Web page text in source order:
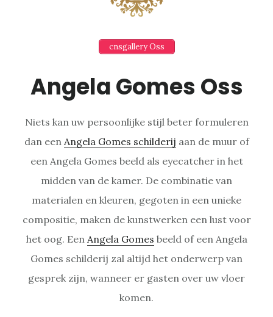
cnsgallery Oss
Angela Gomes Oss
Niets kan uw persoonlijke stijl beter formuleren
dan een Angela Gomes schilderij aan de muur of
een Angela Gomes beeld als eyecatcher in het
midden van de kamer. De combinatie van
materialen en kleuren, gegoten in een unieke
compositie, maken de kunstwerken een lust voor
het oog. Een Angela Gomes beeld of een Angela
Gomes schilderij zal altijd het onderwerp van
gesprek zijn, wanneer er gasten over uw vloer
komen.